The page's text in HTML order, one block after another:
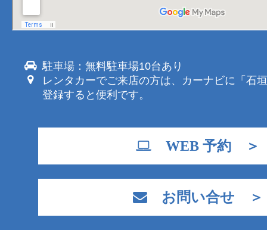
駐車場：無料駐車場10台あり
レンタカーでご来店の方は、カーナビに「石
登録すると便利です。
WEB 予約 ＞
お問い合せ ＞